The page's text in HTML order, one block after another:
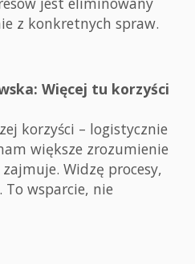
z konkretnych spraw.
Więcej tu korzyści
korzyści – logistycznie
większe zrozumienie
Widzę procesy,
wsparcie, nie